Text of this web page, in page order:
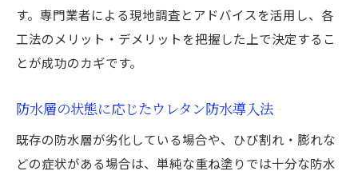
す。専門業者による現地調査とアドバイスを活用し、各
工法のメリット・デメリットを把握した上で決定するこ
とが成功のカギです。
防水層の状態に応じたウレタン防水導入法
既存の防水層が劣化している場合や、ひび割れ・膨れな
どの症状がある場合は、単純な重ね塗りでは十分な防水